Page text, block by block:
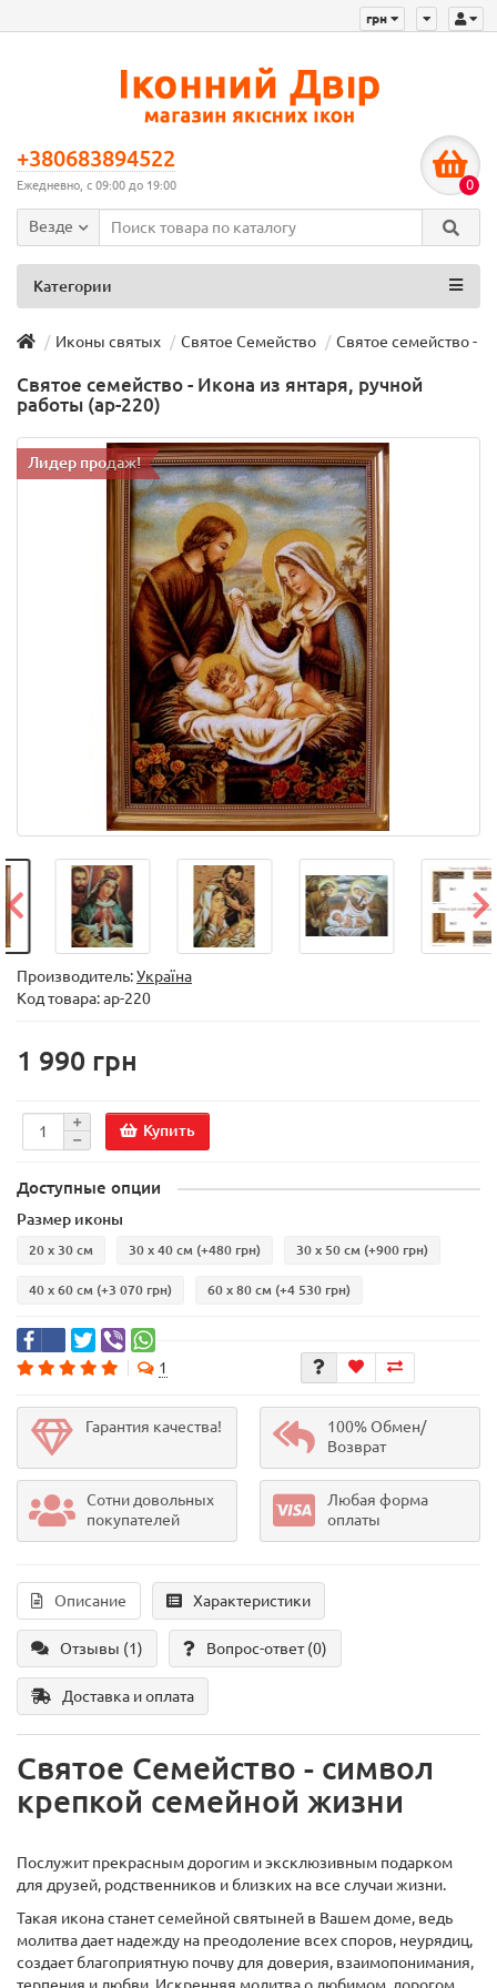
грн
+380683894522
Ежедневно, с 09:00 до 19:00 0
Везде
Категории
Иконы святых Святое Семейство Cвятое семейство -
Cвятое семейство - Икона из янтаря, ручной
работы (ар-220)
Лидер продаж!
Производитель:Україна
Код товара:ар-220
1 990 грн
Купить
Доступные опции
Размер иконы
20 х 30 см 30 х 40 см (+480 грн) 30 х 50 см (+900 грн)
40 х 60 см (+3 070 грн) 60 х 80 см (+4 530 грн)
1
Гарантия качества!
100% Обмен/
Возврат
Сотни довольных
покупателей
Любая форма
оплаты
Описание Характеристики
Отзывы (1) Вопрос-ответ(0)
Доставка и оплата
Cвятое Семейство - символ
крепкой семейной жизни
Послужит прекрасным дорогим и эксклюзивным подарком
для друзей, родственников и близких на все случаи жизни.
Такая икона станет семейной святыней в Вашем доме, ведь
молитва дает надежду на преодоление всех споров, неурядиц,
создает благоприятную почву для доверия, взаимопонимания,